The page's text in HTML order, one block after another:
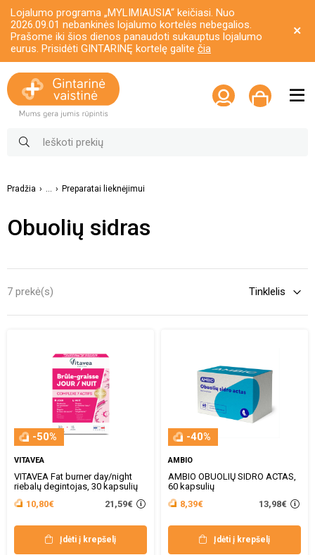
Lojalumo programa „MYLIMIAUSIA“ keičiasi. Nuo
2026.09.01 nebankinės lojalumo kortelės nebegalios.
Prašome iki šios dienos panaudoti sukauptus lojalumo
eurus. Prisidėti GINTARINĘ kortelę galite čia
Pradžia ... Preparatai lieknėjimui
Obuolių sidras
7 prekė(s)
-50%
VITAVEA
VITAVEA Fat burner day/night
riebalų degintojas, 30 kapsulių
10,80€
21,59€
Įdėti į krepšelį
-40%
AMBIO
AMBIO OBUOLIŲ SIDRO ACTAS,
60 kapsulių
8,39€
13,98€
Įdėti į krepšelį